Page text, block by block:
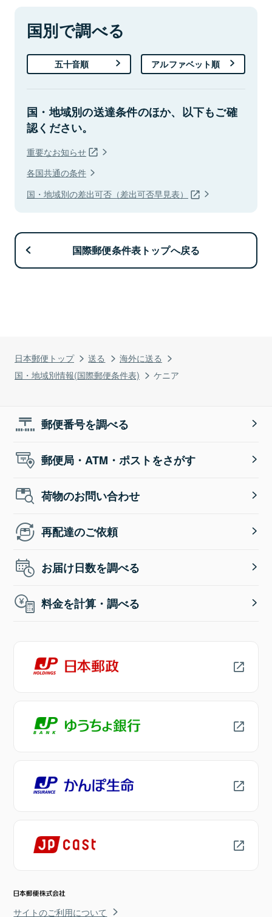
日本郵便トップ 送る
海外に送る
国・地域別情報(国際郵便条件表)
ケニア
国別で調べる
五十音順 アルファベット順
国・地域別の送達条件のほか、以下もご確
認ください。
重要なお知らせ
各国共通の条件
国・地域別の差出可否（差出可否早見表）
国際郵便条件表トップへ戻る
郵便番号を調べる
郵便局・ATM・ポストをさがす
荷物のお問い合わせ
再配達のご依頼
お届け日数を調べる
料金を計算・調べる
サイトのご利用について